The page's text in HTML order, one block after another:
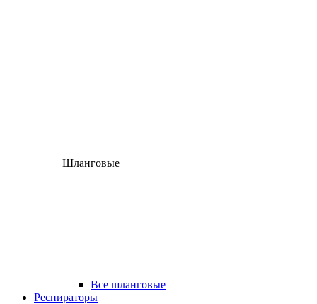
Шланговые
Все шланговые
Респираторы